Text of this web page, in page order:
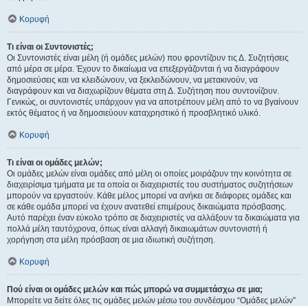
Κορυφή
Τι είναι οι Συντονιστές;
Οι Συντονιστές είναι μέλη (ή ομάδες μελών) που φροντίζουν τις Δ. Συζητήσεις
από μέρα σε μέρα. Έχουν το δικαίωμα να επεξεργάζονται ή να διαγράφουν
δημοσιεύσεις και να κλειδώνουν, να ξεκλειδώνουν, να μετακινούν, να
διαγράφουν και να διαχωρίζουν θέματα στη Δ. Συζήτηση που συντονίζουν.
Γενικώς, οι συντονιστές υπάρχουν για να αποτρέπουν μέλη από το να βγαίνουν
εκτός θέματος ή να δημοσιεύουν καταχρηστικό ή προσβλητικό υλικό.
Κορυφή
Τι είναι οι ομάδες μελών;
Οι ομάδες μελών είναι ομάδες από μέλη οι οποίες μοιράζουν την κοινότητα σε
διαχειρίσιμα τμήματα με τα οποία οι διαχειριστές του συστήματος συζητήσεων
μπορούν να εργαστούν. Κάθε μέλος μπορεί να ανήκει σε διάφορες ομάδες και
σε κάθε ομάδα μπορεί να έχουν ανατεθεί επιμέρους δικαιώματα πρόσβασης.
Αυτό παρέχει έναν εύκολο τρόπο σε διαχειριστές να αλλάξουν τα δικαιώματα για
πολλά μέλη ταυτόχρονα, όπως είναι αλλαγή δικαιωμάτων συντονιστή ή
χορήγηση στα μέλη πρόσβαση σε μια ιδιωτική συζήτηση.
Κορυφή
Πού είναι οι ομάδες μελών και πώς μπορώ να συμμετάσχω σε μια;
Μπορείτε να δείτε όλες τις ομάδες μελών μέσω του συνδέσμου “Ομάδες μελών”